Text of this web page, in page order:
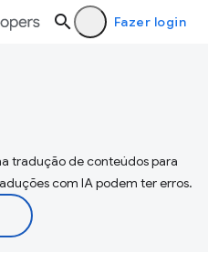
Fazer login
tradução de conteúdos para
com IA podem ter erros.